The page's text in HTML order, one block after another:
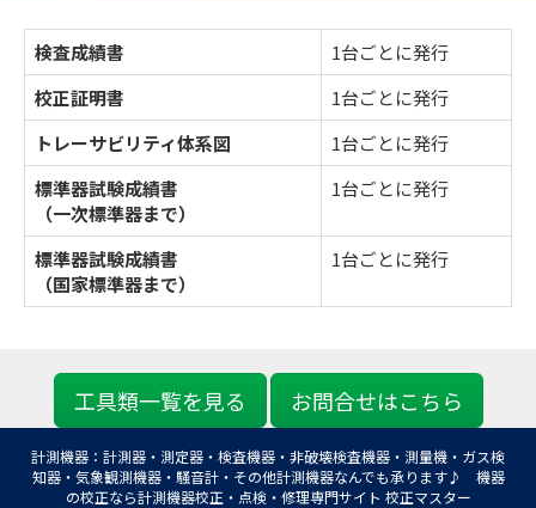
検査成績書
1台ごとに発行
校正証明書
1台ごとに発行
トレーサビリティ体系図
1台ごとに発行
標準器試験成績書
（一次標準器まで）
1台ごとに発行
標準器試験成績書
（国家標準器まで）
1台ごとに発行
工具類一覧を見る お問合せはこちら
計測機器：計測器・測定器・検査機器・非破壊検査機器・測量機・ガス検
知器・気象観測機器・騒音計・その他計測機器なんでも承ります♪ 機器
の校正なら計測機器校正・点検・修理専門サイト 校正マスター